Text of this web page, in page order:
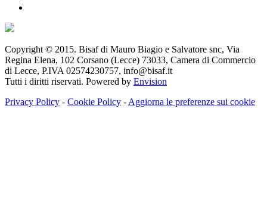
Copyright © 2015. Bisaf di Mauro Biagio e Salvatore snc, Via
Regina Elena, 102 Corsano (Lecce) 73033, Camera di Commercio
di Lecce, P.IVA 02574230757, info@bisaf.it
Tutti i diritti riservati. Powered by Envision
Privacy Policy - Cookie Policy - Aggiorna le preferenze sui cookie